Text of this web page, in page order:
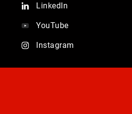
LinkedIn
YouTube
Instagram